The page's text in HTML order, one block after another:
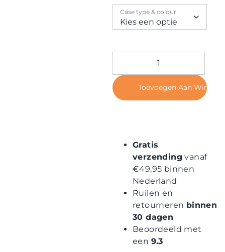
Case type & colour
Toevoegen Aan
Gratis
verzending vanaf
€49,95 binnen
Nederland
Ruilen en
retourneren binnen
30 dagen
Beoordeeld met
een 9.3